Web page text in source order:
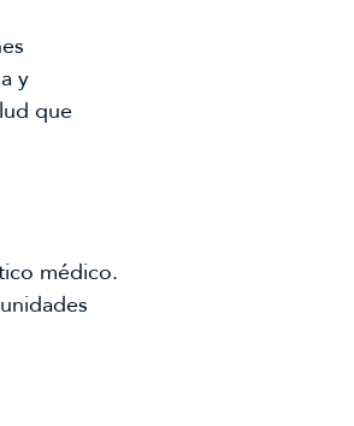
y
que
médico.